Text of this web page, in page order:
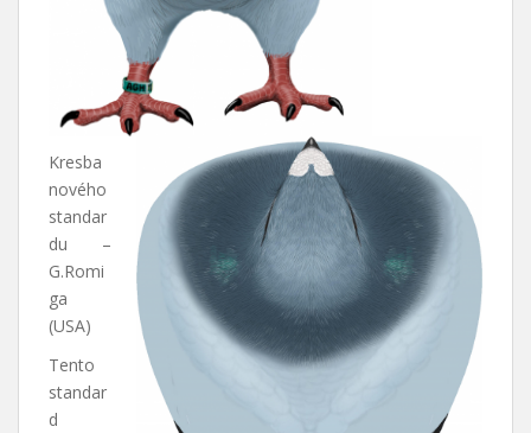
Kresba
nového
standar
du –
G.Romi
ga
(USA)
Tento
standar
d